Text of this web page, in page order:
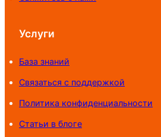
Услуги
База знаний
Связаться с поддержкой
Политика конфиденциальности
Статьи в блоге